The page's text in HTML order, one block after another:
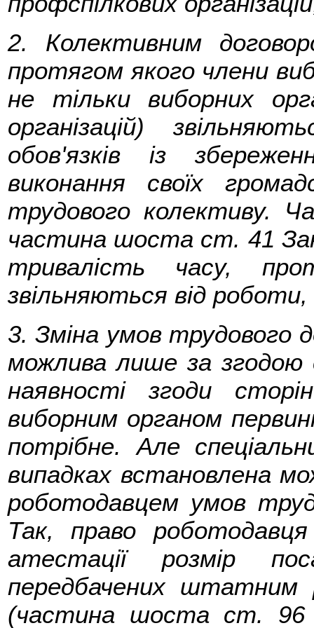
2. Колективним
протягом якого члени
не тільки виборних
організацій)
обов'язків із
виконання своїх
трудового колективу.
частина шоста ст. 41
тривалість часу,
звільняються від
3. Зміна умов трудового
можлива лише за згодою
наявності згоди
виборним органом
потрібне. Але
випадках встановлена
роботодавцем умов
Так, право
атестації розмір
передбачених штатним
(частина шоста ст. 96